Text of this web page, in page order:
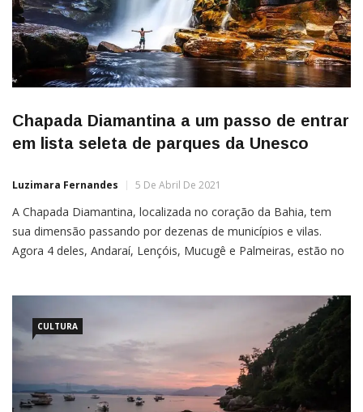
Chapada Diamantina a um passo de entrar
em lista seleta de parques da Unesco
Luzimara Fernandes 5 De Abril De 2021
A Chapada Diamantina, localizada no coração da Bahia, tem
sua dimensão passando por dezenas de municípios e vilas.
Agora 4 deles, Andaraí, Lençóis, Mucugê e Palmeiras, estão no
do Geoparque Terra do Sincorá deve ser submetido à chancela
da organização
CULTURA